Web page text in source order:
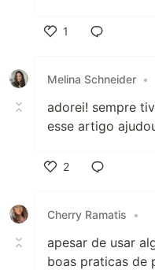
1
Melina Schneider •
adorei! sempre
esse artigo
2
Cherry Ramatis
•
apesar de usar
boas praticas de